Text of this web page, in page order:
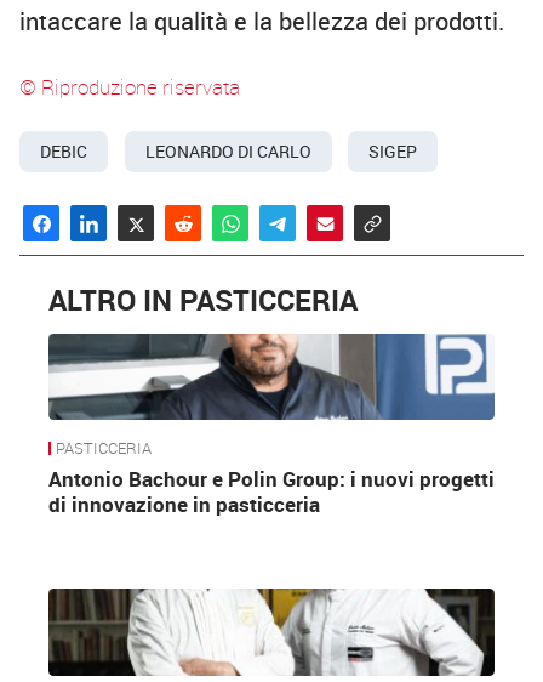
intaccare la qualità e la bellezza dei prodotti.
© Riproduzione riservata
DEBIC LEONARDO DI CARLO SIGEP
ALTRO IN PASTICCERIA
PASTICCERIA
Antonio Bachour e Polin Group: i nuovi progetti
di innovazione in pasticceria